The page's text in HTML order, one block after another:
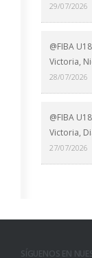
29/07/2026
@FIBA
Victoria,
28/07/2026
@FIBA
Victoria,
27/07/2026
SÍGUENOS EN